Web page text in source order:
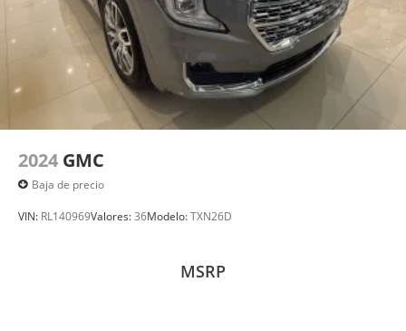
2024 GMC
Baja de precio
VIN: RL140969Valores:36Modelo:TXN26D
MSRP